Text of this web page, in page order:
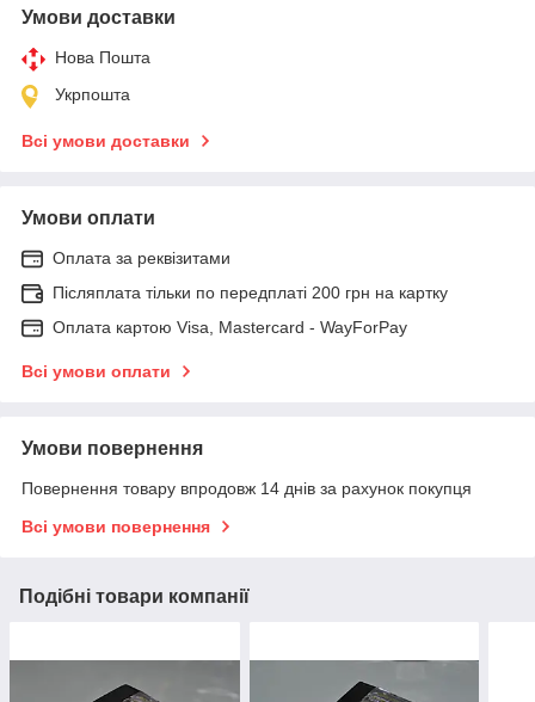
Умови доставки
Нова Пошта
Укрпошта
Всі умови доставки
Умови оплати
Оплата за реквізитами
Післяплата тільки по передплаті 200 грн на картку
Оплата картою Visa, Mastercard - WayForPay
Всі умови оплати
Умови повернення
Повернення товару впродовж 14 днів за рахунок покупця
Всі умови повернення
Подібні товари компанії